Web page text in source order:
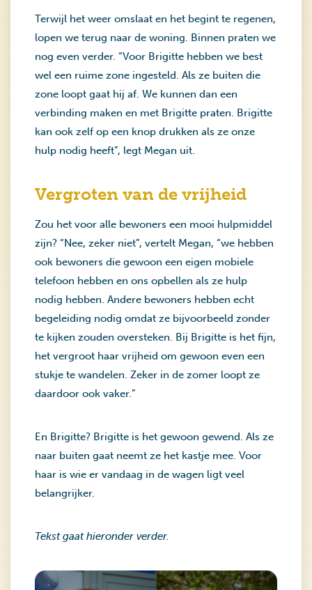
Terwijl het weer omslaat en het begint te regenen,
lopen we terug naar de woning. Binnen praten we
nog even verder. “Voor Brigitte hebben we best
wel een ruime zone ingesteld. Als ze buiten die
zone loopt gaat hij af. We kunnen dan een
verbinding maken en met Brigitte praten. Brigitte
kan ook zelf op een knop drukken als ze onze
hulp nodig heeft”, legt Megan uit.
Vergroten van de vrijheid
Zou het voor alle bewoners een mooi hulpmiddel
zijn? “Nee, zeker niet”, vertelt Megan, “we hebben
ook bewoners die gewoon een eigen mobiele
telefoon hebben en ons opbellen als ze hulp
nodig hebben. Andere bewoners hebben echt
begeleiding nodig omdat ze bijvoorbeeld zonder
te kijken zouden oversteken. Bij Brigitte is het fijn,
het vergroot haar vrijheid om gewoon even een
stukje te wandelen. Zeker in de zomer loopt ze
daardoor ook vaker.”
En Brigitte? Brigitte is het gewoon gewend. Als ze
naar buiten gaat neemt ze het kastje mee. Voor
haar is wie er vandaag in de wagen ligt veel
belangrijker.
Tekst gaat hieronder verder.